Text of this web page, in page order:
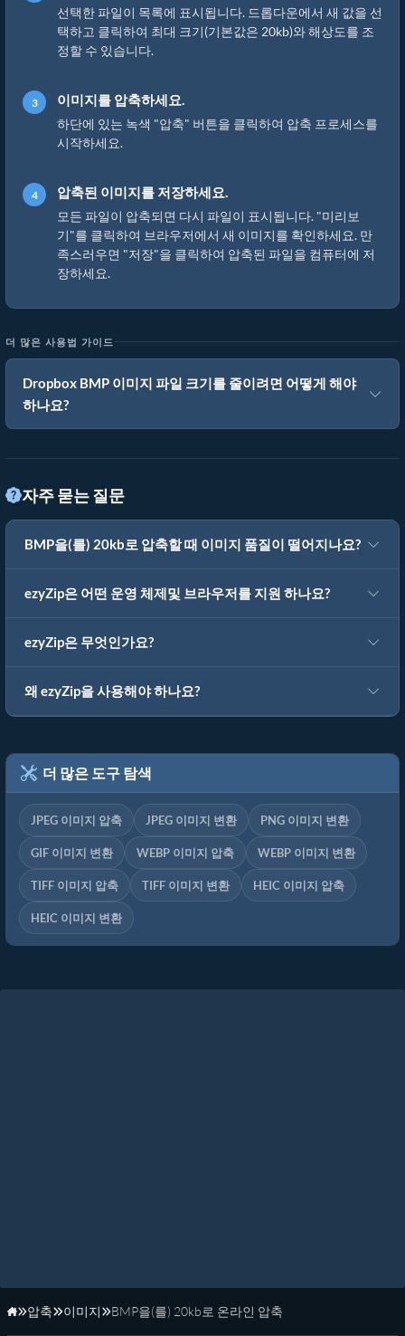
선택한 파일이 목록에 표시됩니다. 드롭다운에서 새 값을 선
택하고 클릭하여 최대 크기(기본값은 20kb)와 해상도를 조
정할 수 있습니다.
이미지를 압축하세요.
하단에 있는 녹색 "압축" 버튼을 클릭하여 압축 프로세스를
시작하세요.
압축된 이미지를 저장하세요.
모든 파일이 압축되면 다시 파일이 표시됩니다. "미리보
기"를 클릭하여 브라우저에서 새 이미지를 확인하세요. 만
족스러우면 "저장"을 클릭하여 압축된 파일을 컴퓨터에 저
장하세요.
더 많은 사용법 가이드
Dropbox BMP 이미지 파일 크기를 줄이려면 어떻게 해야
하나요?
자주 묻는 질문
BMP을(를) 20kb로 압축할 때 이미지 품질이 떨어지나요?
ezyZip은 어떤 운영 체제및 브라우저를 지원 하나요?
ezyZip은 무엇인가요?
왜 ezyZip을 사용해야 하나요?
더 많은 도구 탐색
JPEG 이미지 압축 JPEG 이미지 변환 PNG 이미지 변환
GIF 이미지 변환 WEBP 이미지 압축 WEBP 이미지 변환
TIFF 이미지 압축 TIFF 이미지 변환 HEIC 이미지 압축
HEIC 이미지 변환
홈페이지
압축 이미지 BMP을(를) 20kb로 온라인 압축